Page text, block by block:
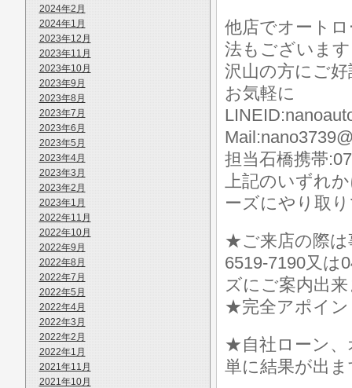
2024年2月
2024年1月
2023年12月
2023年11月
2023年10月
2023年9月
2023年8月
2023年7月
2023年6月
2023年5月
2023年4月
2023年3月
2023年2月
2023年1月
2022年11月
2022年10月
2022年9月
2022年8月
2022年7月
2022年5月
2022年4月
2022年3月
2022年2月
2022年1月
2021年11月
2021年10月
他店でオート
法もございま
沢山の方にご
お気軽に
担当石橋携帯
上記のいずれ
ーズにやり取
★ご来店の際は
6519-7190又は
ズにご案内出
★完全アポイ
★自社ローン、
単に結果が出